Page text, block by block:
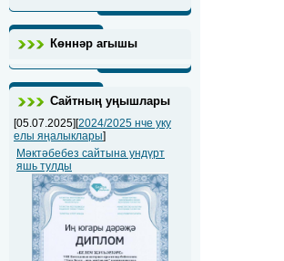
Көннәр агышы
Сайтның уңышлары
[05.07.2025][2024/2025 нче уку
елы яңалыклары]
Мәктәбебез сайтына ундүрт
яшь тулды